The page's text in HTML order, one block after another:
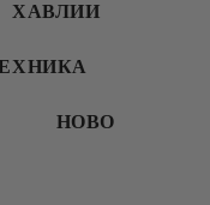
ХАВЛИИ
НОВО